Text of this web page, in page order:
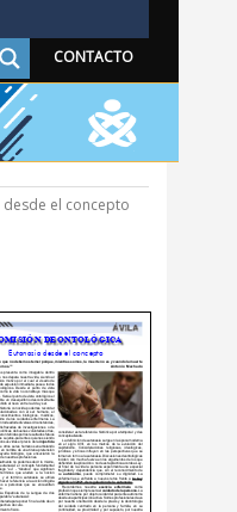
CONTACTO
desde el concepto